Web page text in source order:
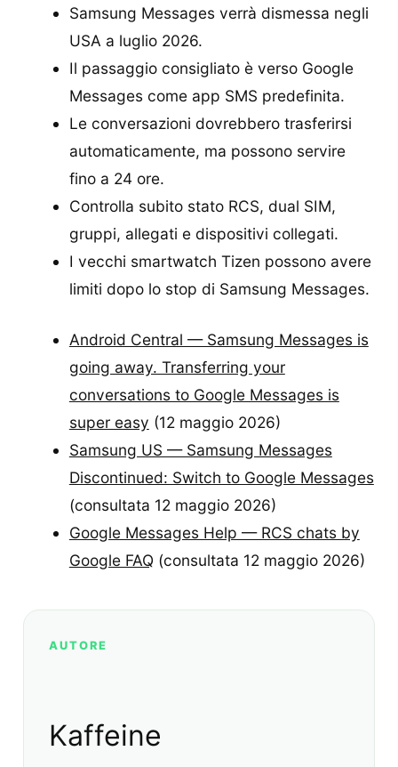
Samsung Messages verrà dismessa negli
USA a luglio 2026.
Il passaggio consigliato è verso Google
Messages come app SMS predefinita.
Le conversazioni dovrebbero trasferirsi
automaticamente, ma possono servire
fino a 24 ore.
Controlla subito stato RCS, dual SIM,
gruppi, allegati e dispositivi collegati.
I vecchi smartwatch Tizen possono avere
limiti dopo lo stop di Samsung Messages.
Android Central — Samsung Messages is
going away. Transferring your
conversations to Google Messages is
super easy (12 maggio 2026)
Samsung US — Samsung Messages
Discontinued: Switch to Google Messages
(consultata 12 maggio 2026)
Google Messages Help — RCS chats by
Google FAQ (consultata 12 maggio 2026)
AUTORE
Kaffeine